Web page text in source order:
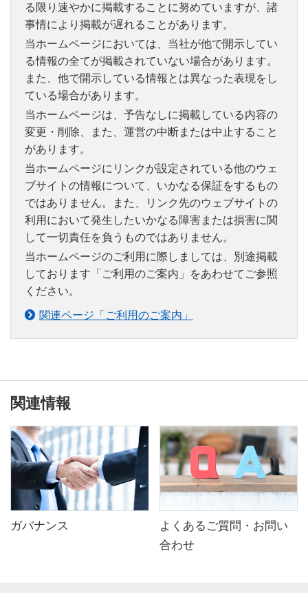
る限り速やかに掲載することに努めていますが、諸
事情により掲載が遅れることがあります。
当ホームページにおいては、当社が他で開示してい
る情報の全てが掲載されていない場合があります。
また、他で開示している情報とは異なった表現をし
ている場合があります。
当ホームページは、予告なしに掲載している内容の
変更・削除、また、運営の中断または中止すること
があります。
当ホームページにリンクが設定されている他のウェ
ブサイトの情報について、いかなる保証をするもの
ではありません。また、リンク先のウェブサイトの
利用において発生したいかなる障害または損害に関
して一切責任を負うものではありません。
当ホームページのご利用に際しましては、別途掲載
しております「ご利用のご案内」をあわせてご参照
ください。
関連ページ「ご利用のご案内」
関連情報
ガバナンス
よくあるご質問・お問い
合わせ